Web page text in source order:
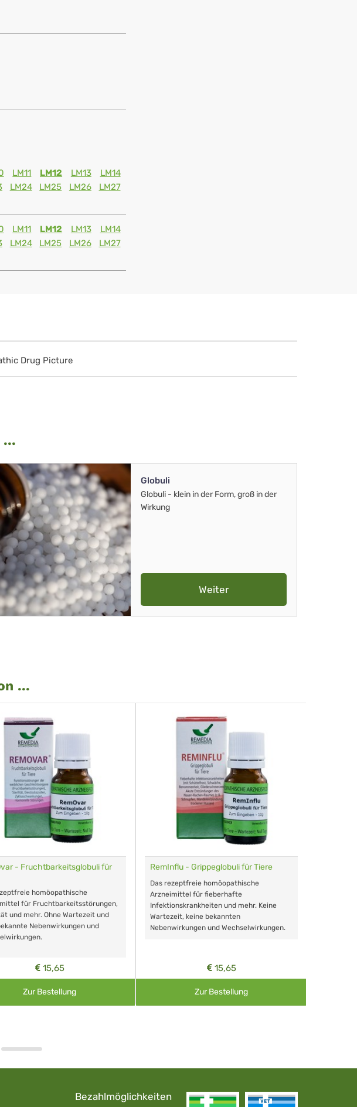
LM11 LM12 LM13
LM14
LM24 LM25 LM26
LM27
LM11 LM12 LM13
LM14
LM24 LM25 LM26
LM27
Drug Picture
Globuli
Globuli - klein in der Form, groß in der
Wirkung
Weiter
...
- Fruchtbarkeitsglobuli für
homöopathische
für Fruchtbarkeitsstörungen,
und mehr. Ohne Wartezeit und
Nebenwirkungen und
15,65
Zur Bestellung
RemInflu - Grippeglobuli für Tiere
Das rezeptfreie homöopathische
Arzneimittel für fieberhafte
Infektionskrankheiten und mehr. Keine
Wartezeit, keine bekannten
Nebenwirkungen und Wechselwirkungen.
15,65
Zur Bestellung
Bezahlmöglichkeiten